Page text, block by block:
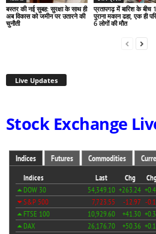
बस्तर की नई सुबह: सुरक्षा के साथ ही
अब विकास को जमीन पर उतारने की
चुनौती
प्रतापगढ़ में बारिश के बीच
पुराना मकान ढहा, एक ही
6 लोगों की मौत
Live Updates
Stock Exchange